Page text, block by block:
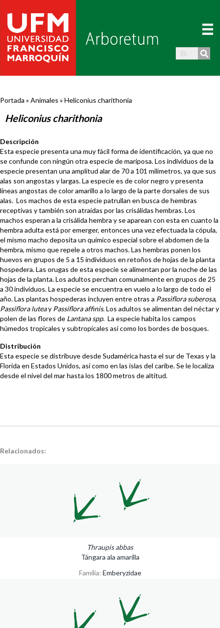
Portada » Animales » Heliconius charithonia
Heliconius charithonia
Descripción
Esta especie presenta una muy fácil forma de identificación, ya que no
se confunde con ningún otra especie de mariposa. Los individuos de la
especie presentan una amplitud alar de 70 a 101 milímetros, ya que sus
alas son angostas y largas. La especie es de color negro y presenta
líneas angostas de color amarillo a lo largo de la parte dorsales de sus
alas. Los machos de esta especie patrullan en busca de hembras
receptivas y también son atraídas por las crisálidas hembras. Los
machos esperan a la crisálida hembra y se aparean con esta en cuanto la
hembra adulta está por emerger, entonces una vez efectuada la cópula,
el mismo macho deposita un químico especial sobre el abdomen de la
hembra, mismo que repele a otros machos. Las hembras ponen los
huevos en grupos de 5 a 15 individuos en retoños de hojas de la planta
hospedera. Las orugas de esta especie se alimentan por la noche de las
hojas de la planta. Los adultos perchan comunalmente en grupos de 25
a 30 individuos. La especie se encuentra en vuelo a lo largo de todo el
año. Las plantas hospederas incluyen entre otras a Passiflora suberosa,
Passiflora luteay Passiflora affinis. Los adultos se alimentan del néctar y
polen de las flores de Lantana spp. La especie habita los campos
húmedos tropicales y subtropicales así como los bordes de bosques.
Distribución
Esta especie se distribuye desde Sudamérica hasta el sur de Texas y la
Florida en Estados Unidos, así como en las islas del caribe. Se le localiza
desde el nivel del mar hasta los 1800 metros de altitud.
Relacionados:
Thraupis abbas
Tángara ala amarilla
Familia: Emberyzidae